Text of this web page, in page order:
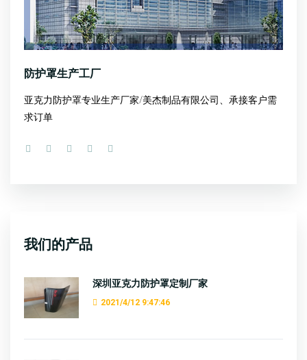
防护罩生产工厂
亚克力防护罩专业生产厂家/美杰制品有限公司、承接客户需
求订单
我们的产品
深圳亚克力防护罩定制厂家
2021/4/12 9:47:46